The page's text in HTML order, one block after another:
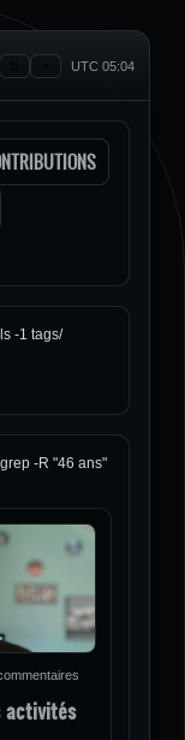
UTC 05:04
ls -1 tags/
grep -R "46 ans"
activités